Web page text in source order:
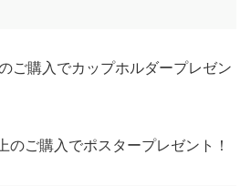
ご購入でカップホルダープレゼン
のご購入でポスタープレゼント！